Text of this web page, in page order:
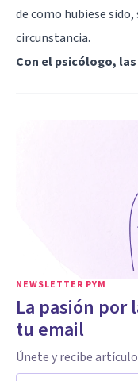
de como hubiese
circunstancia.
Con el psicólogo,
NEWSLETTER PYM
La pasión por
tu email
Únete y recibe